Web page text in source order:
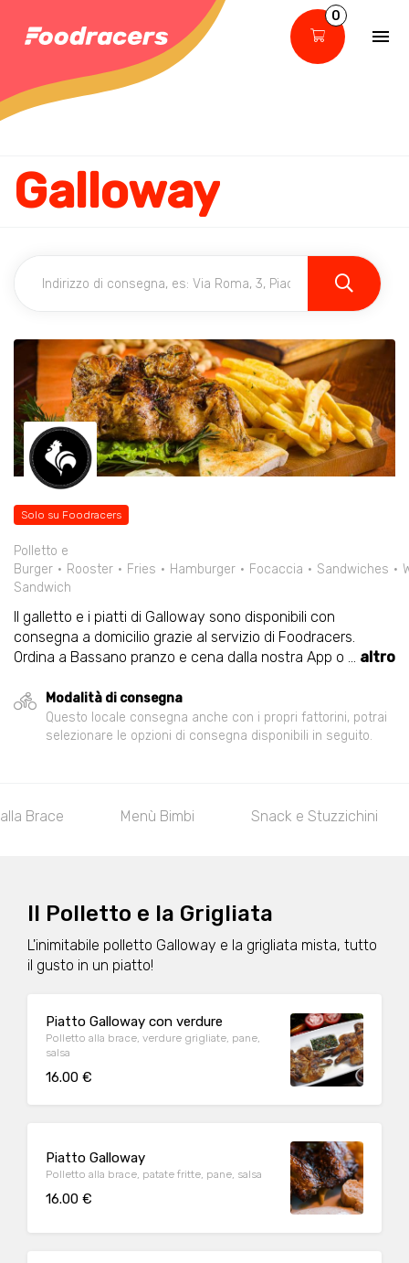
0
Galloway
Solo su Foodracers
Polletto e
Burger
Rooster Fries Hamburger Focaccia Sandwiches
Sandwich
Il galletto e i piatti di Galloway sono disponibili con
consegna a domicilio grazie al servizio di Foodracers.
Ordina a Bassano pranzo e cena dalla nostra App o ... altro
Modalità di consegna
Questo locale consegna anche con i propri fattorini, potrai
selezionare le opzioni di consegna disponibili in seguito.
Brace Menù Bimbi Snack e Stuzzichini
Il Polletto e la Grigliata
L'inimitabile polletto Galloway e la grigliata mista, tutto
il gusto in un piatto!
Piatto Galloway con verdure
Polletto alla brace, verdure grigliate, pane,
salsa
16.00 €
Piatto Galloway
Polletto alla brace, patate fritte, pane, salsa
16.00 €